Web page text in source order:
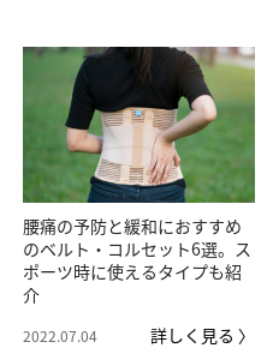
腰痛の予防と緩和におすすめ
のベルト・コルセット6選。ス
ポーツ時に使えるタイプも紹
介
2022.07.04 詳しく見る 〉